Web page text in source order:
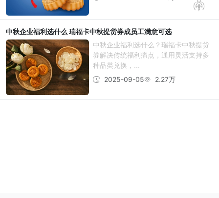
中秋企业福利选什么 瑞福卡中秋提货券成员工满意可选
中秋企业福利选什么？瑞福卡中秋提货
券解决传统福利痛点，通用灵活支持多
种品类兑换，...
2025-09-05
2.27万